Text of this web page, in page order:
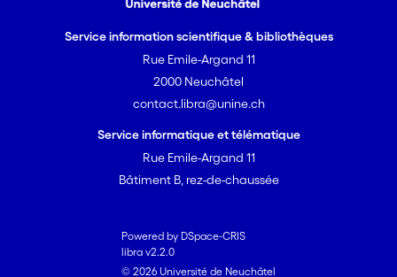
Service information scientifique & bibliothèques
Rue Emile-Argand 11
2000 Neuchâtel
contact.libra@unine.ch
Service informatique et télématique
Rue Emile-Argand 11
Bâtiment B, rez-de-chaussée
Powered by DSpace-CRIS
libra v2.2.0
© 2026 Université de Neuchâtel